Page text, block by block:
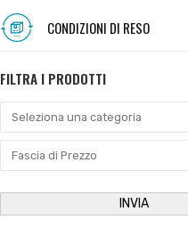
CONDIZIONI DI RESO
FILTRA I PRODOTTI
INVIA